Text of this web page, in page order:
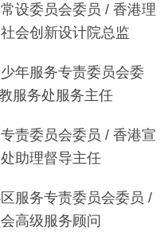
设委员会委员 / 香港理
会创新设计院总监
年服务专责委员会委
服务处服务主任
责委员会委员 / 香港宣
助理督导主任
服务专责委员会委员 /
高级服务顾问